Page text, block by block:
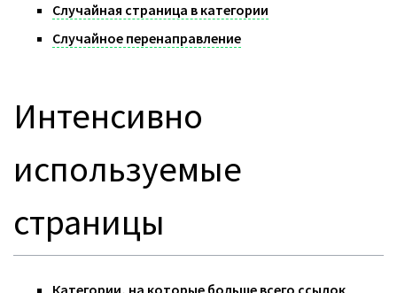
Случайная страница в категории
Случайное перенаправление
Интенсивно
используемые
страницы